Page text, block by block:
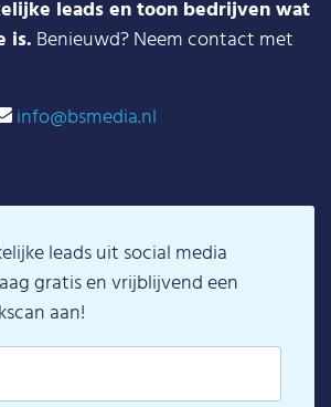
leads en toon bedrijven wat
is. Benieuwd? Neem contact met
info@bsmedia.nl
leads uit social media
gratis en vrijblijvend een
aan!